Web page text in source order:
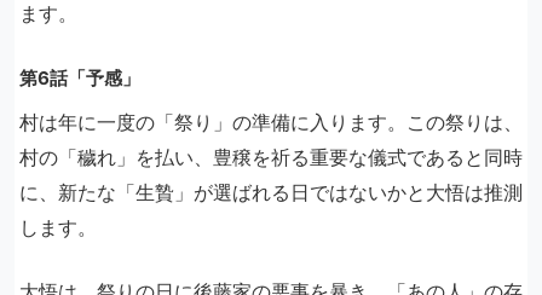
ます。
第6話「予感」
村は年に一度の「祭り」の準備に入ります。この祭りは、
村の「穢れ」を払い、豊穣を祈る重要な儀式であると同時
に、新たな「生贄」が選ばれる日ではないかと大悟は推測
します。